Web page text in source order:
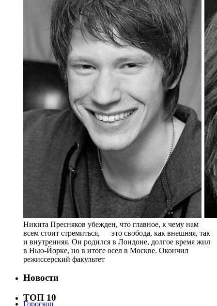
Никита Пресняков убежден, что главное, к чему нам
всем стоит стремиться, — это свобода, как внешняя, так
и внутренняя. Он родился в Лондоне, долгое время жил
в Нью-Йорке, но в итоге осел в Москве. Окончил
режиссерский факультет
Новости
ТОП 10
Гороскоп